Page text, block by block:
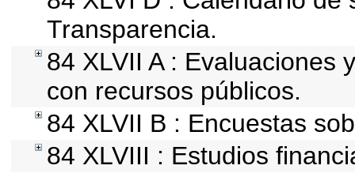
Transparencia.
84 XLVII A : Evaluaciones
con recursos públicos.
84 XLVII B : Encuestas
84 XLVIII : Estudios